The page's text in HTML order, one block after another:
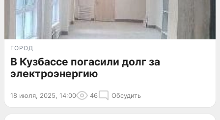
ГОРОД
В Кузбассе погасили долг за
электроэнергию
18 июля, 2025, 14:00 46 Обсудить